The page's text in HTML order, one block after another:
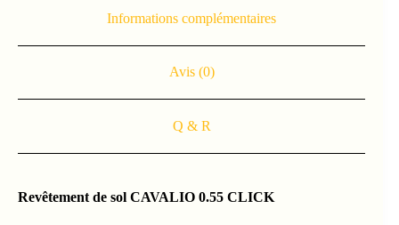
Informations complémentaires
Avis (0)
Q & R
Revêtement de sol CAVALIO 0.55 CLICK